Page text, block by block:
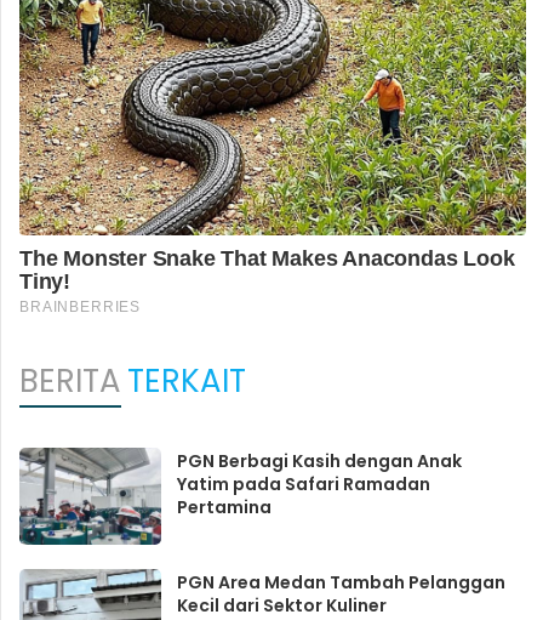
BERITATERKAIT
PGN Berbagi Kasih dengan Anak
Yatim pada Safari Ramadan
Pertamina
PGN Area Medan Tambah Pelanggan
Kecil dari Sektor Kuliner